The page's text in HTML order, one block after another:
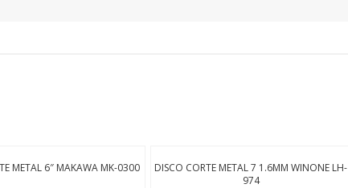
METAL 6″ MAKAWA MK-0300
DISCO CORTE METAL 7 1.6MM WINONE LH-
974